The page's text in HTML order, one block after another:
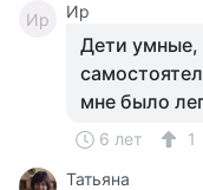
Ир Ир
Дети умные,
мне было
6 лет
1
Татьяна